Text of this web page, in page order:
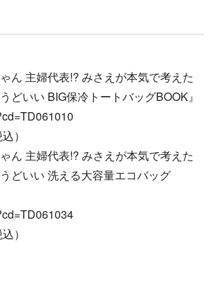
ん 主婦代表!? みさえが本気で考えた
どいい BIG保冷トートバッグBOOK』
）
ん 主婦代表!? みさえが本気で考えた
どいい 洗える大容量エコバッグ
）